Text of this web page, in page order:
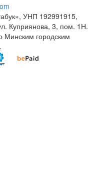
УНП 192991915,
Куприянова, 3, пом. 1Н.
Минским городским